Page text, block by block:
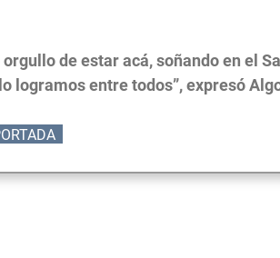
orgullo de estar acá, soñando en el
logramos entre todos”, expresó